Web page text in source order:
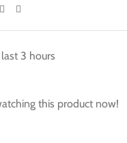
3 hours
this product now!